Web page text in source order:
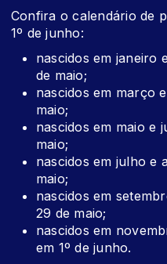
Confira o calendário de
1º de junho:
nascidos em janeiro
de maio;
nascidos em março
maio;
nascidos em maio e
maio;
nascidos em julho e
maio;
nascidos em
29 de maio;
nascidos em
em 1º de junho.